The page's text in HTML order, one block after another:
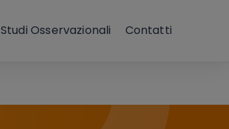
Studi Osservazionali Contatti